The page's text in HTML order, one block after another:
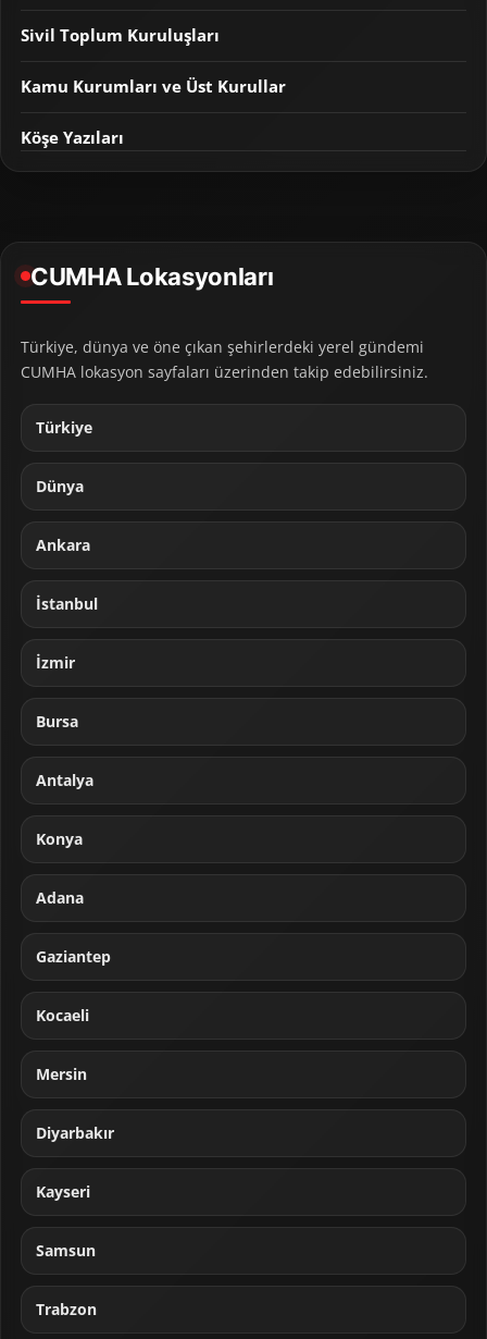
Sivil Toplum Kuruluşları
Kamu Kurumları ve Üst Kurullar
Köşe Yazıları
CUMHA Lokasyonları
Türkiye, dünya ve öne çıkan şehirlerdeki yerel gündemi
CUMHA lokasyon sayfaları üzerinden takip edebilirsiniz.
Türkiye
Dünya
Ankara
İstanbul
İzmir
Bursa
Antalya
Konya
Adana
Gaziantep
Kocaeli
Mersin
Diyarbakır
Kayseri
Samsun
Trabzon